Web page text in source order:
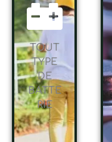
TOUT
TYPE
DE
BATTE
RIE